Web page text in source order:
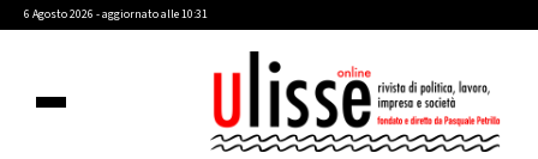
6 Agosto 2026 - aggiornato alle 10:31